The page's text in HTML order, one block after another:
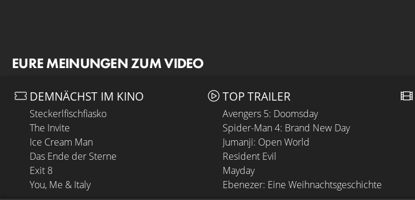
EURE MEINUNGEN ZUM VIDEO
DEMNÄCHST IM KINO
Steckerlfischfiasko
The Invite
Ice Cream Man
Das Ende der Sterne
Exit 8
You, Me & Italy
TOP TRAILER
Avengers 5: Doomsday
Spider-Man 4: Brand New Day
Jumanji: Open World
Resident Evil
Mayday
Ebenezer: Eine Weihnachtsgeschichte